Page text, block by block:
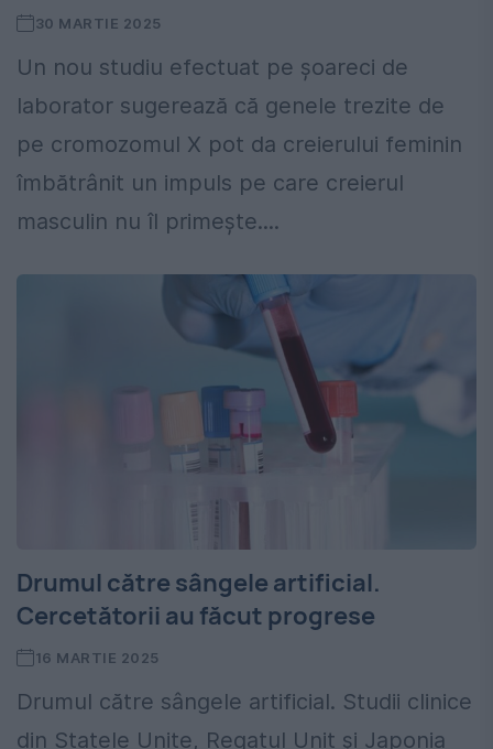
30 MARTIE 2025
Un nou studiu efectuat pe șoareci de
laborator sugerează că genele trezite de
pe cromozomul X pot da creierului feminin
îmbătrânit un impuls pe care creierul
masculin nu îl primește....
Drumul către sângele artificial.
Cercetătorii au făcut progrese
16 MARTIE 2025
Drumul către sângele artificial. Studii clinice
din Statele Unite, Regatul Unit şi Japonia